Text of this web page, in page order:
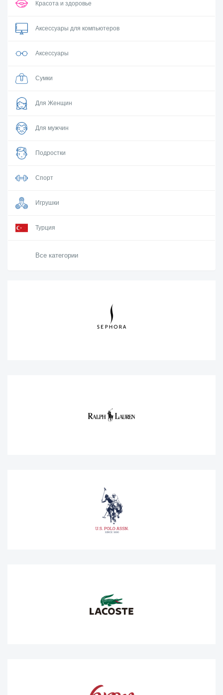
Красота и здоровье
Аксессуары для компьютеров
Аксессуары
Сумки
Для Женщин
Для мужчин
Подростки
Спорт
Игрушки
Турция
Все категории